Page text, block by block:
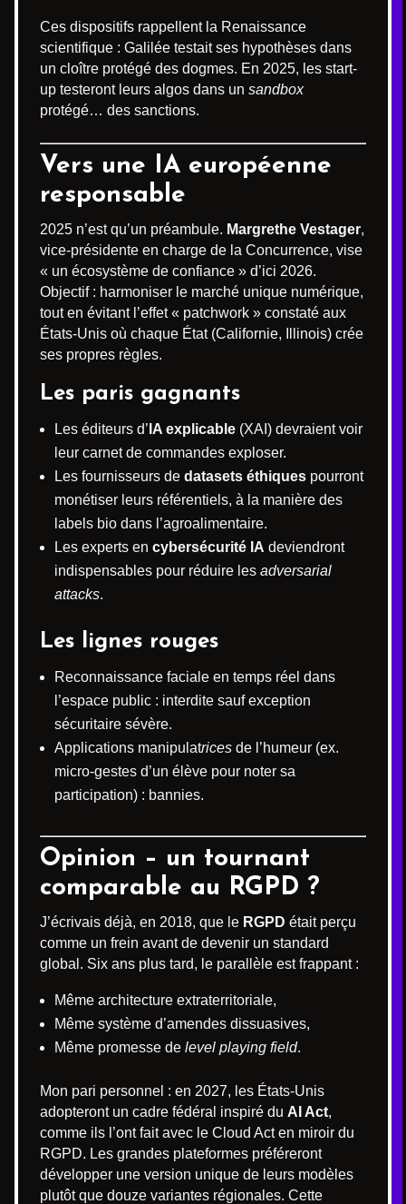
Ces dispositifs rappellent la Renaissance
scientifique : Galilée testait ses hypothèses dans
un cloître protégé des dogmes. En 2025, les start-
up testeront leurs algos dans un sandbox
protégé… des sanctions.
Vers une IA européenne
responsable
2025 n’est qu’un préambule. Margrethe Vestager,
vice-présidente en charge de la Concurrence, vise
« un écosystème de confiance » d’ici 2026.
Objectif : harmoniser le marché unique numérique,
tout en évitant l’effet « patchwork » constaté aux
États-Unis où chaque État (Californie, Illinois) crée
ses propres règles.
Les paris gagnants
Les éditeurs d’ IA explicable (XAI) devraient voir
leur carnet de commandes exploser.
Les fournisseurs de datasets éthiques pourront
monétiser leurs référentiels, à la manière des
labels bio dans l’agroalimentaire.
Les experts en cybersécurité IA deviendront
indispensables pour réduire les adversarial
attacks.
Les lignes rouges
Reconnaissance faciale en temps réel dans
l’espace public : interdite sauf exception
sécuritaire sévère.
Applications manipulatrices de l’humeur (ex.
micro-gestes d’un élève pour noter sa
participation) : bannies.
Opinion – un tournant
comparable au RGPD ?
J’écrivais déjà, en 2018, que le RGPD était perçu
comme un frein avant de devenir un standard
global. Six ans plus tard, le parallèle est frappant :
Même architecture extraterritoriale,
Même système d’amendes dissuasives,
Même promesse de level playing field.
Mon pari personnel : en 2027, les États-Unis
adopteront un cadre fédéral inspiré du AI Act,
comme ils l’ont fait avec le Cloud Act en miroir du
RGPD. Les grandes plateformes préféreront
développer une version unique de leurs modèles
plutôt que douze variantes régionales. Cette